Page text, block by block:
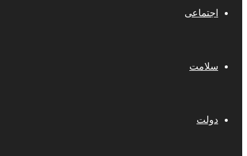
اجتماعی
سلامت
دولت